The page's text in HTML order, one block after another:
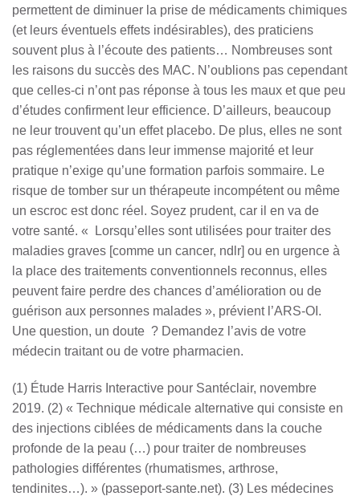
permettent de diminuer la prise de médicaments chimiques
(et leurs éventuels effets indésirables), des praticiens
souvent plus à l’écoute des patients… Nombreuses sont
les raisons du succès des MAC. N’oublions pas cependant
que celles-ci n’ont pas réponse à tous les maux et que peu
d’études confirment leur efficience. D’ailleurs, beaucoup
ne leur trouvent qu’un effet placebo. De plus, elles ne sont
pas réglementées dans leur immense majorité et leur
pratique n’exige qu’une formation parfois sommaire. Le
risque de tomber sur un thérapeute incompétent ou même
un escroc est donc réel. Soyez prudent, car il en va de
votre santé. « Lorsqu’elles sont utilisées pour traiter des
maladies graves [comme un cancer, ndlr] ou en urgence à
la place des traitements conventionnels reconnus, elles
peuvent faire perdre des chances d’amélioration ou de
guérison aux personnes malades », prévient l’ARS-OI.
Une question, un doute ? Demandez l’avis de votre
médecin traitant ou de votre pharmacien.
(1) Étude Harris Interactive pour Santéclair, novembre
2019. (2) « Technique médicale alternative qui consiste en
des injections ciblées de médicaments dans la couche
profonde de la peau (…) pour traiter de nombreuses
pathologies différentes (rhumatismes, arthrose,
tendinites…). » (passeport-sante.net). (3) Les médecines